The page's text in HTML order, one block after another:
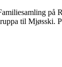
på
til Mjøsski.